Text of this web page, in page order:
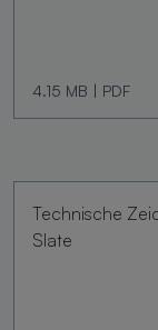
4.15 MB | PDF
Technische
Slate